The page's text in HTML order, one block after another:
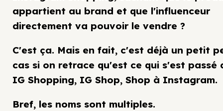
appartient au brand et que l'influenceur
directement va pouvoir le vendre ?
C'est ça. Mais en fait, c'est déjà un petit
cas si on retrace qu'est ce qui s'est passé
IG Shopping, IG Shop, Shop à Instagram.
Bref, les noms sont multiples.